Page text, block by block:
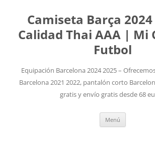
Camiseta Barça
Calidad Thai AAA | Mi
Futbol
Equipación Barcelona 2024 2025 –
Barcelona 2021 2022, pantalón corto
gratis y envío gratis desde 68
Menú